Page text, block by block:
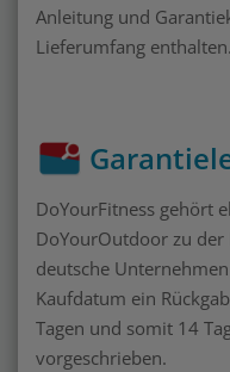
Anleitung und
Lieferumfang enthalten.
DoYourFitness gehört
DoYourOutdoor zu der
deutsche
Kaufdatum ein
Tagen und somit 14
vorgeschrieben.